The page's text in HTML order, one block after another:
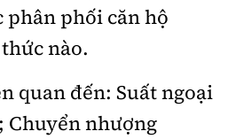
phân phối căn hộ
nào.
quan đến: Suất ngoại
Chuyển nhượng